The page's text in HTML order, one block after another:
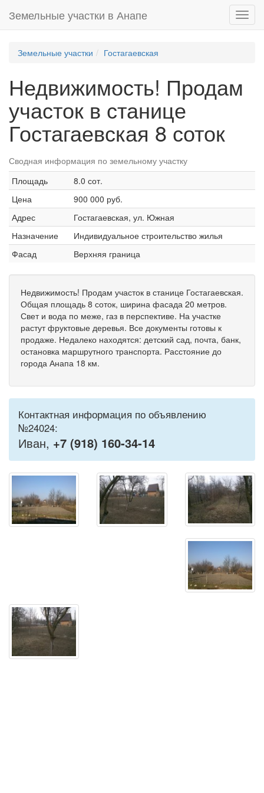
Земельные участки в Анапе
Земельные участки Гостагаевская
Недвижимость! Продам
участок в станице
Гостагаевская 8 соток
Сводная информация по земельному участку
Площадь
8.0 сот.
Цена
900 000 руб.
Адрес
Гостагаевская, ул. Южная
Назначение
Индивидуальное строительство жилья
Фасад
Верхняя граница
Недвижимость! Продам участок в станице Гостагаевская.
Общая площадь 8 соток, ширина фасада 20 метров.
Свет и вода по меже, газ в перспективе. На участке
растут фруктовые деревья. Все документы готовы к
продаже. Недалеко находятся: детский сад, почта, банк,
остановка маршрутного транспорта. Расстояние до
города Анапа 18 км.
Контактная информация по объявлению
№24024:
Иван, +7 (918) 160-34-14